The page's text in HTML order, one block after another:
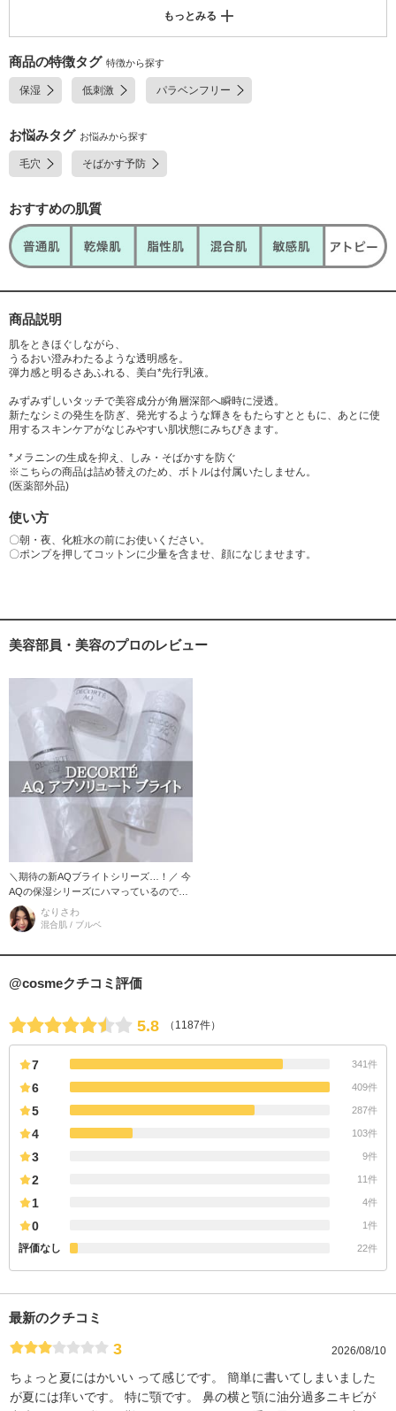
ル、d-δ-トコフェロール、エゾウコギエキス、オウゴンエキス、カンゾウ
フラボノイド、ケイケットウエキス、コンドロイチン硫酸ナトリウム、シ
ラカバエキス、シラカンバ樹液、ナツシロギクエキス、ニーム葉エキス、
パウダルコ樹皮エキス、パンクラチウムマリチムムエキス、ホオノキ抽出
液、ポリグルタミン酸、ムラサキシキブ果実エキス、加水分解コラーゲン
リンナトリウム、N-ラウロイル-L-グルタミン酸ジ(フィトステリル・2-オ
酸ナトリウム共重合体/イソヘキサデカン/ポリソルベート80、アルギン酸
チル、オレイン酸フィトステリル、キサンタンガム、グリセリン脂肪酸エ
ステル、コハク酸、コハク酸二ナトリウム、コレステロール、セスキオレ
ゾフェノンスルホン酸ナトリウム、ヒマワリリン脂質、ベヘニルアルコー
ル、マカデミアナッツ油脂肪酸フィトステリル、メチルポリシロキサン、
モノオレイン酸ソルビタン、モノオレイン酸ポリオキシエチレンソルビタ
硬化ヒマシ油、重質流動イソパラフィン、水素添加大豆リン脂質、無水エ
タノール、フェノキシエタノール、香料、カラメル
※;有効成分 無印;その他の成分
もっとみる
商品の特徴タグ 特徴から探す
保湿 低刺激 パラベンフリー
お悩みタグ お悩みから探す
毛穴 そばかす予防
おすすめの肌質
商品説明
肌をときほぐしながら、
うるおい澄みわたるような透明感を。
弾力感と明るさあふれる、美白*先行乳液。
みずみずしいタッチで美容成分が角層深部へ瞬時に浸透。
新たなシミの発生を防ぎ、発光するような輝きをもたらすとともに、あとに使
用するスキンケアがなじみやすい肌状態にみちびきます。
*メラニンの生成を抑え、しみ・そばかすを防ぐ
※こちらの商品は詰め替えのため、ボトルは付属いたしません。
(医薬部外品)
使い方
〇朝・夜、化粧水の前にお使いください。
〇ポンプを押してコットンに少量を含ませ、顔になじませます。
美容部員・美容のプロのレビュー
＼期待の新AQブライトシリーズ…！／ 今
AQの保湿シリーズにハマっているのです
が、ブライトシリーズもリニューアルす
るとのことで期待大◎ 早速試して
なりさわ
混合肌 / ブルベ
@cosmeクチコミ評価
5.8 （1187件）
7 341件
6 409件
5 287件
4 103件
3 9件
2 11件
1 4件
0 1件
評価なし 22件
最新のクチコミ
3 2026/08/10
ちょっと夏にはかいい って感じです。 簡単に書いてしまいました
が夏には痒いです。 特に顎です。 鼻の横と顎に油分過多ニキビが